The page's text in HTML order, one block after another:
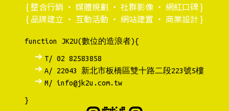
{ 整合行銷 ・ 媒體規劃 ・ 社群影像 ・ 網紅口碑 }
{ 品牌建立 ・ 互動活動 ・ 網站建置 ・ 商業設計 }
function JK2U(數位的造浪者){
T/ 02 82583858
A/ 22043 新北市板橋區雙十路二段223號5樓
M/ info@jk2u.com.tw
}